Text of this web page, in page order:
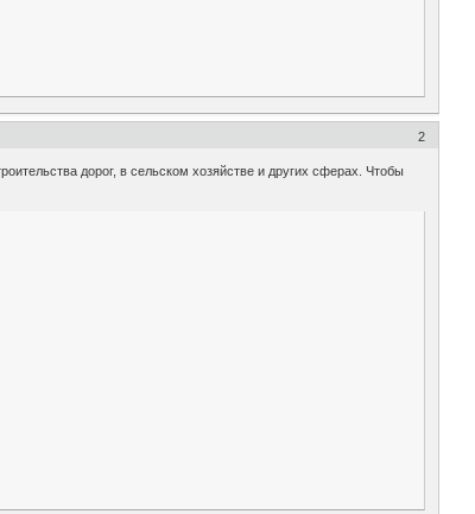
2
дорог, в сельском хозяйстве и других сферах. Чтобы